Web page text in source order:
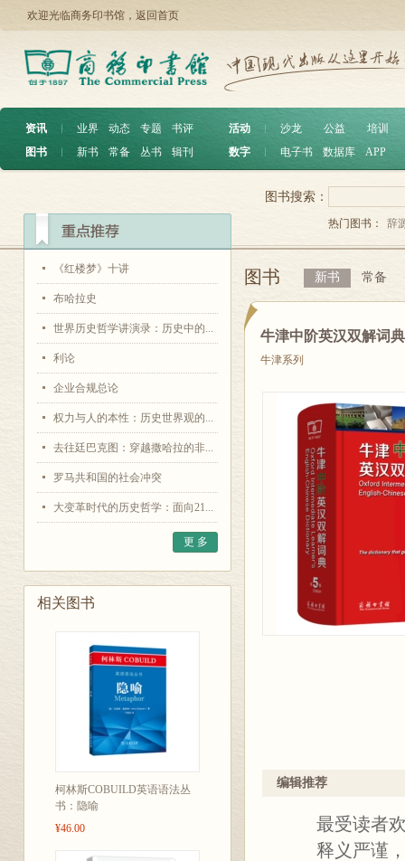
欢迎光临商务印书馆， 返回首页
资讯 ︱ 业界 动态 专题
书评
图书
︱ 新书 常备 丛书 辑刊
活动 沙龙 公益
培训
数字
电子书 数据库 APP
《红楼梦》十讲
布哈拉史
世界历史哲学讲演录：历史中的...
利论
企业合规总论
权力与人的本性：历史世界观的...
去往廷巴克图：穿越撒哈拉的非...
罗马共和国的社会冲突
大变革时代的历史哲学：面向21...
更 多
相关图书
柯林斯COBUILD英语语法丛
书：隐喻
¥46.00
图书搜索：
热门图书： 辞
图书 新书 常备
牛津中阶英汉双解词
牛津系列
编辑推荐
最受读者欢
释义严谨，